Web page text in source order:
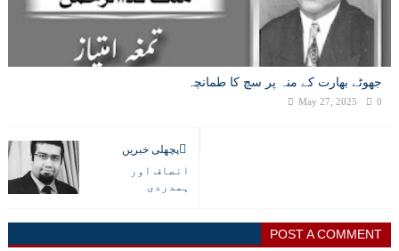
جھوٹے بھارت کے منہ پر سچ کا طمانچہ
May 27, 2025 0
پچھلی خبریں
انصاف اور
ہمدردی
POST A COMMENT